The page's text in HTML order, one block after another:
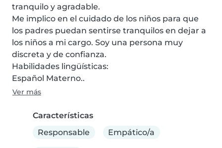
tranquilo y agradable.
Me implico en el cuidado de los niños para que
los padres puedan sentirse tranquilos en dejar a
los niños a mi cargo. Soy una persona muy
discreta y de confianza.
Habilidades lingüísticas:
Español Materno..
Ver más
Características
Responsable
Empático/a